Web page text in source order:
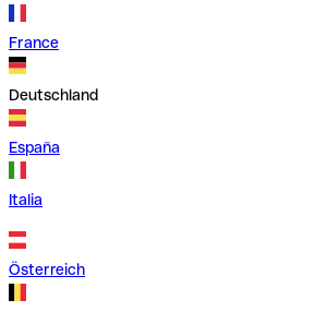
France
Deutschland
España
Italia
Österreich